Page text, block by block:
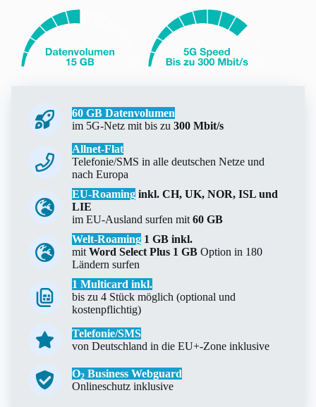
60 GB Datenvolumen
im 5G-Netz mit bis zu 300 Mbit/s
Allnet-Flat
Telefonie/SMS in alle deutschen Netze und
nach Europa
EU-Roaming inkl. CH, UK, NOR, ISL und
LIE
im EU-Ausland surfen mit 60 GB
Welt-Roaming 1 GB inkl.
mit Word Select Plus 1 GB Option in 180
Ländern surfen
1 Multicard inkl.
bis zu 4 Stück möglich (optional und
kostenpflichtig)
Telefonie/SMS
von Deutschland in die EU+-Zone inklusive
O2 Business Webguard
Onlineschutz inklusive